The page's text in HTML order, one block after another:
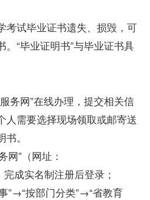
考试毕业证书遗失、损毁，可
“毕业证明书”与毕业证书具
务网”在线办理，提交相关信
人需要选择现场领取或邮寄送
。
网”（网址：
成实名制注册后登录；
”→“按部门分类”→“省教育